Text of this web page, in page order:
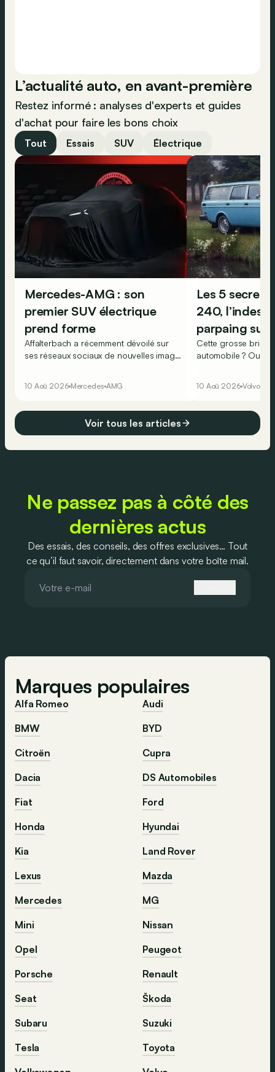
L’actualité auto, en avant-première
Restez informé : analyses d'experts et guides
d'achat pour faire les bons choix
Tout Essais SUV Électrique
Mercedes-AMG : son
premier SUV électrique
prend forme
Affalterbach a récemment dévoilé sur
ses réseaux sociaux de nouvelles images
caché…
10 Aoû 2026 Mercedes AMG
Les 5 secrets
240,
parpaing
Cette grosse
automobile ? Oui,
ne négligeant pas
malheur ! Un coup
permet d’ailleurs
commercialisé sur
10 Aoû 2026 Volvo
Voir tous les articles
Ne passez pas à côté des
dernières actus
Des essais, des conseils, des offres exclusives… Tout
ce qu’il faut savoir, directement dans votre boîte mail.
Marques populaires
Alfa Romeo
Audi
BMW
BYD
Citroën
Cupra
Dacia
DS Automobiles
Fiat
Ford
Honda
Hyundai
Kia
Land Rover
Lexus
Mazda
Mercedes
MG
Mini
Nissan
Opel
Peugeot
Porsche
Renault
Seat
Škoda
Subaru
Suzuki
Tesla
Toyota